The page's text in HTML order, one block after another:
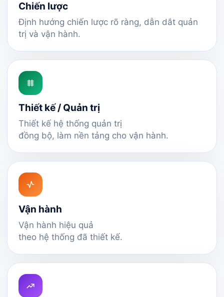
Chiến lược
Định hướng chiến lược rõ ràng, dẫn dắt quản
trị và vận hành.
Thiết kế / Quản trị
Thiết kế hệ thống quản trị
đồng bộ, làm nền tảng cho vận hành.
Vận hành
Vận hành hiệu quả
theo hệ thống đã thiết kế.